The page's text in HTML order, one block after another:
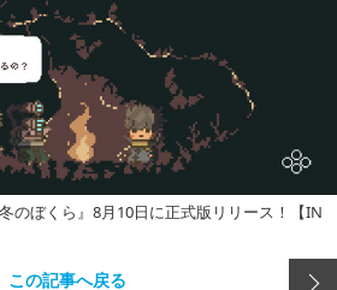
のぼくら』8月10日に正式版リリース！【IN
この記事へ戻る